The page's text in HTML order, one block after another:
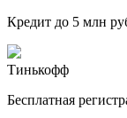
Кредит до 5 млн
Тинькофф
Бесплатная